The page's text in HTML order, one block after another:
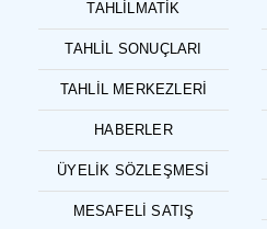
TAHLILMATIK
TAHLIL SONUÇLARI
TAHLIL MERKEZLERI
HABERLER
ÜYELIK SÖZLEŞMESI
MESAFELI SATIŞ